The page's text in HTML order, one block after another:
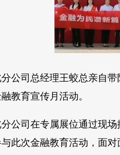
公司总经理王蛟总亲自
教育宣传月活动。
公司在专属展位通过现
此次金融教育活动，面